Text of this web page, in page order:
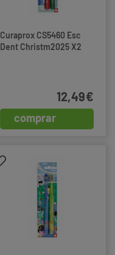
Curaprox CS5460 Esc
Dent Christm2025 X2
comprar
12,49€